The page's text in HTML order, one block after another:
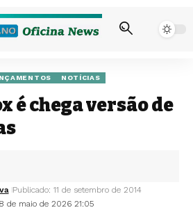
NOTÍCIAS
é chega versão de
de maio de 2026 21:05
Publicado: 11 de setembro de 2014